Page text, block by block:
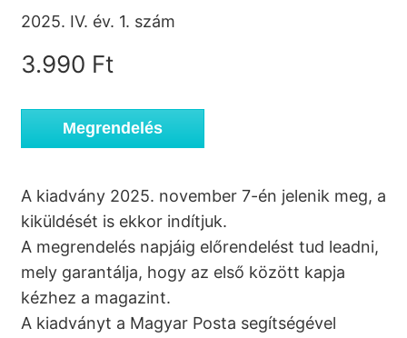
2025. IV. év. 1. szám
3.990 Ft
Megrendelés
A kiadvány 2025. november 7-én jelenik meg, a
kiküldését is ekkor indítjuk.
A megrendelés napjáig előrendelést tud leadni,
mely garantálja, hogy az első között kapja
kézhez a magazint.
A kiadványt a Magyar Posta segítségével